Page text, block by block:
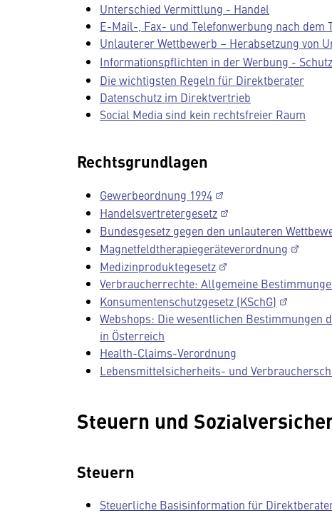
Unterschied Vermittlung - Handel
E-Mail-, Fax- und Telefonwerbung nach dem
Unlauterer Wettbewerb – Herabsetzung von
Informationspflichten in der Werbung -
Die wichtigsten Regeln für Direktberater
Datenschutz im Direktvertrieb
Social Media sind kein rechtsfreier Raum
Rechtsgrundlagen
Gewerbeordnung 1994
Handelsvertretergesetz
Bundesgesetz gegen den unlauteren
Magnetfeldtherapiegeräteverordnung
Medizinproduktegesetz
Verbraucherrechte: Allgemeine
Konsumentenschutzgesetz (KSchG)
Webshops: Die wesentlichen
in Österreich
Health-Claims-Verordnung
Lebensmittelsicherheits- und
Steuern und
Steuern
Steuerliche Basisinformation für